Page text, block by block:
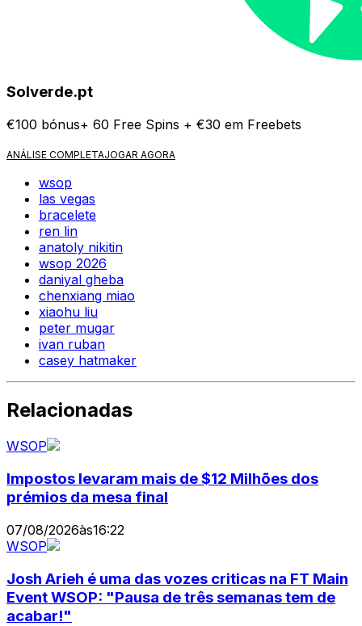
Solverde.pt
€100 bónus+ 60 Free Spins + €30 em Freebets
ANÁLISE COMPLETAJOGAR AGORA
wsop
las vegas
bracelete
ren lin
anatoly nikitin
wsop 2026
daniyal gheba
chenxiang miao
xiaohu liu
peter mugar
ivan ruban
casey hatmaker
Relacionadas
WSOP
Impostos levaram mais de $12 Milhões dos
prémios da mesa final
07/08/2026às16:22
WSOP
Josh Arieh é uma das vozes criticas na FT Main
Event WSOP: "Pausa de três semanas tem de
acabar!"